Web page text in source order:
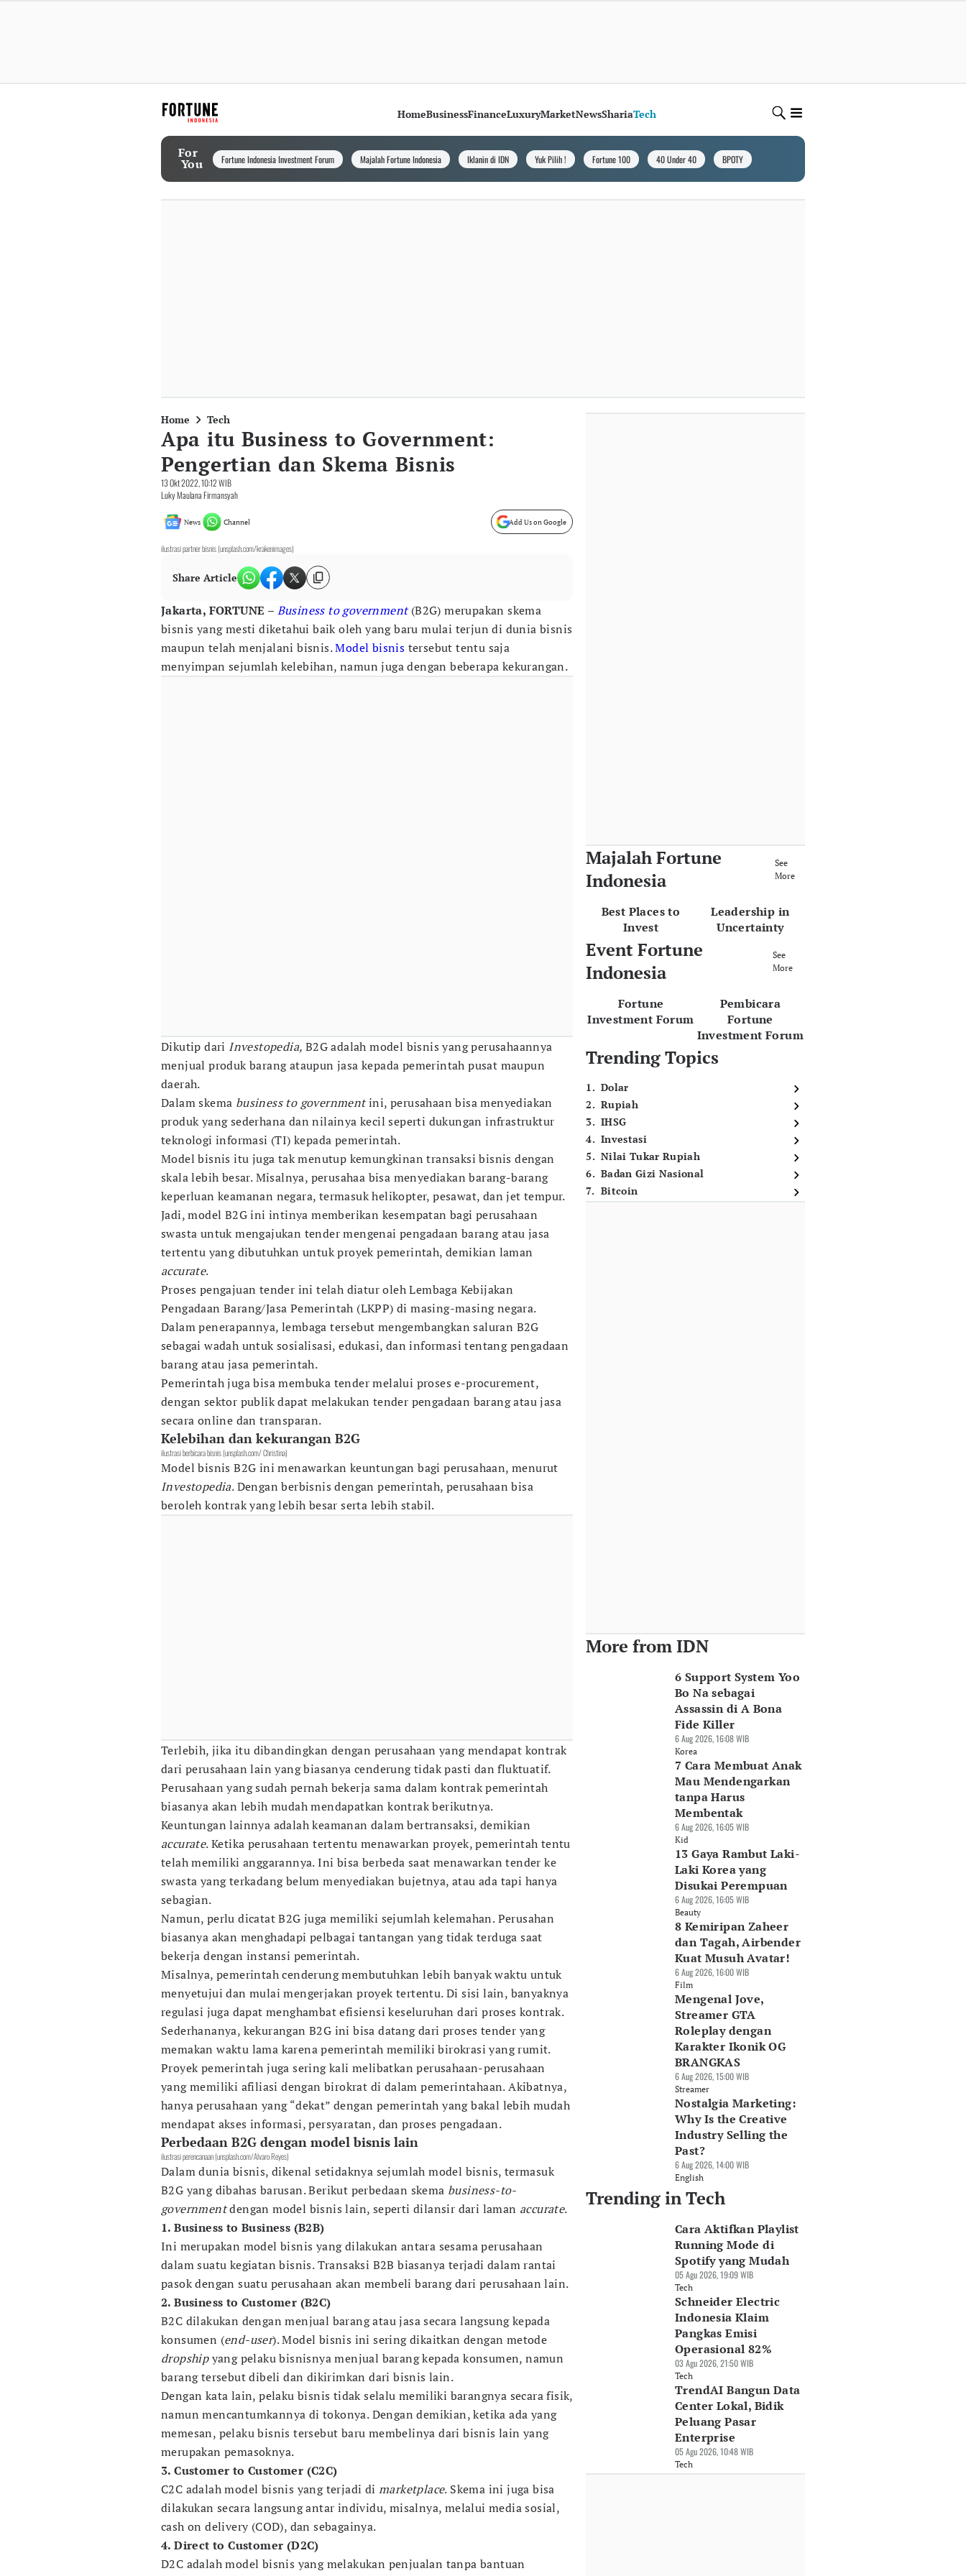
HomeBusinessFinanceLuxuryMarketNewsShariaTech
For
You Fortune Indonesia Investment Forum Majalah Fortune Indonesia Iklanin di IDN Yuk Pilih ! Fortune 100 40 Under 40 BPOTY
Home Tech
Apa itu Business to Government:
Pengertian dan Skema Bisnis
13 Okt 2022, 10:12 WIB
Luky Maulana Firmansyah
News Channel Add Us on Google
ilustrasi partner bisnis (unsplash.com/krakenimages)
Share Article
Jakarta, FORTUNE – Business to government (B2G) merupakan skema
bisnis yang mesti diketahui baik oleh yang baru mulai terjun di dunia bisnis
maupun telah menjalani bisnis.Model bisnis tersebut tentu saja
menyimpan sejumlah kelebihan, namun juga dengan beberapa kekurangan.
Dikutip dari Investopedia, B2G adalah model bisnis yang perusahaannya
menjual produk barang ataupun jasa kepada pemerintah pusat maupun
daerah.
Dalam skema business to governmentini, perusahaan bisa menyediakan
produk yang sederhana dan nilainya kecil seperti dukungan infrastruktur
teknologi informasi (TI) kepada pemerintah.
Model bisnis itu juga tak menutup kemungkinan transaksi bisnis dengan
skala lebih besar. Misalnya, perusahaa bisa menyediakan barang-barang
keperluan keamanan negara, termasuk helikopter, pesawat, dan jet tempur.
Jadi, model B2G ini intinya memberikan kesempatan bagi perusahaan
swasta untuk mengajukan tender mengenai pengadaan barang atau jasa
tertentu yang dibutuhkan untuk proyek pemerintah, demikian laman
accurate.
Proses pengajuan tender ini telah diatur oleh Lembaga Kebijakan
Pengadaan Barang/Jasa Pemerintah (LKPP) di masing-masing negara.
Dalam penerapannya, lembaga tersebut mengembangkan saluran B2G
sebagai wadah untuk sosialisasi, edukasi, dan informasi tentang pengadaan
barang atau jasa pemerintah.
Pemerintah juga bisa membuka tender melalui proses e-procurement,
dengan sektor publik dapat melakukan tender pengadaan barang atau jasa
secara online dan transparan.
Kelebihan dan kekurangan B2G
ilustrasi berbicara bisnis (unsplash.com/ Christina)
Model bisnis B2G ini menawarkan keuntungan bagi perusahaan, menurut
Investopedia. Dengan berbisnis dengan pemerintah, perusahaan bisa
beroleh kontrak yang lebih besar serta lebih stabil.
Terlebih, jika itu dibandingkan dengan perusahaan yang mendapat kontrak
dari perusahaan lain yang biasanya cenderung tidak pasti dan fluktuatif.
Perusahaan yang sudah pernah bekerja sama dalam kontrak pemerintah
biasanya akan lebih mudah mendapatkan kontrak berikutnya.
Keuntungan lainnya adalah keamanan dalam bertransaksi, demikian
accurate. Ketika perusahaan tertentu menawarkan proyek, pemerintah tentu
telah memiliki anggarannya. Ini bisa berbeda saat menawarkan tender ke
swasta yang terkadang belum menyediakan bujetnya, atau ada tapi hanya
sebagian.
Namun, perlu dicatat B2G juga memiliki sejumlah kelemahan. Perusahan
biasanya akan menghadapi pelbagai tantangan yang tidak terduga saat
bekerja dengan instansi pemerintah.
Misalnya, pemerintah cenderung membutuhkan lebih banyak waktu untuk
menyetujui dan mulai mengerjakan proyek tertentu. Di sisi lain, banyaknya
regulasi juga dapat menghambat efisiensi keseluruhan dari proses kontrak.
Sederhananya, kekurangan B2G ini bisa datang dari proses tender yang
memakan waktu lama karena pemerintah memiliki birokrasi yang rumit.
Proyek pemerintah juga sering kali melibatkan perusahaan-perusahaan
yang memiliki afiliasi dengan birokrat di dalam pemerintahaan. Akibatnya,
hanya perusahaan yang “dekat” dengan pemerintah yang bakal lebih mudah
mendapat akses informasi, persyaratan, dan proses pengadaan.
Perbedaan B2G dengan model bisnis lain
ilustrasi perencanaan (unsplash.com/Alvaro Reyes)
Dalam dunia bisnis, dikenal setidaknya sejumlah model bisnis, termasuk
B2G yang dibahas barusan. Berikut perbedaan skema business-to-
governmentdengan model bisnis lain, seperti dilansir dari laman accurate.
1. Business to Business (B2B)
Ini merupakan model bisnis yang dilakukan antara sesama perusahaan
dalam suatu kegiatan bisnis. Transaksi B2B biasanya terjadi dalam rantai
pasok dengan suatu perusahaan akan membeli barang dari perusahaan lain.
2. Business to Customer (B2C)
B2C dilakukan dengan menjual barang atau jasa secara langsung kepada
konsumen (end-user). Model bisnis ini sering dikaitkan dengan metode
dropshipyang pelaku bisnisnya menjual barang kepada konsumen, namun
barang tersebut dibeli dan dikirimkan dari bisnis lain.
Dengan kata lain, pelaku bisnis tidak selalu memiliki barangnya secara fisik,
namun mencantumkannya di tokonya. Dengan demikian, ketika ada yang
memesan, pelaku bisnis tersebut baru membelinya dari bisnis lain yang
merupakan pemasoknya.
3. Customer to Customer (C2C)
C2C adalah model bisnis yang terjadi di marketplace. Skema ini juga bisa
dilakukan secara langsung antar individu, misalnya, melalui media sosial,
cash on delivery (COD), dan sebagainya.
4. Direct to Customer (D2C)
D2C adalah model bisnis yang melakukan penjualan tanpa bantuan
Majalah Fortune
Indonesia
See
More
Best Places to
Invest
Leadership in
Uncertainty
Event Fortune
Indonesia
See
More
Fortune
Investment Forum
Pembicara
Fortune
Investment Forum
Trending Topics
1. Dolar
2. Rupiah
3. IHSG
4. Investasi
5. Nilai Tukar Rupiah
6. Badan Gizi Nasional
7. Bitcoin
More from IDN
6 Support System Yoo
Bo Na sebagai
Assassin di A Bona
Fide Killer
6 Aug 2026, 16:08 WIB
Korea
7 Cara Membuat Anak
Mau Mendengarkan
tanpa Harus
Membentak
6 Aug 2026, 16:05 WIB
Kid
13 Gaya Rambut Laki-
Laki Korea yang
Disukai Perempuan
6 Aug 2026, 16:05 WIB
Beauty
8 Kemiripan Zaheer
dan Tagah, Airbender
Kuat Musuh Avatar!
6 Aug 2026, 16:00 WIB
Film
Mengenal Jove,
Streamer GTA
Roleplay dengan
Karakter Ikonik OG
BRANGKAS
6 Aug 2026, 15:00 WIB
Streamer
Nostalgia Marketing:
Why Is the Creative
Industry Selling the
Past?
6 Aug 2026, 14:00 WIB
English
Trending in Tech
Cara Aktifkan Playlist
Running Mode di
Spotify yang Mudah
05 Agu 2026, 19:09 WIB
Tech
Schneider Electric
Indonesia Klaim
Pangkas Emisi
Operasional 82%
03 Agu 2026, 21:50 WIB
Tech
TrendAI Bangun Data
Center Lokal, Bidik
Peluang Pasar
Enterprise
05 Agu 2026, 10:48 WIB
Tech